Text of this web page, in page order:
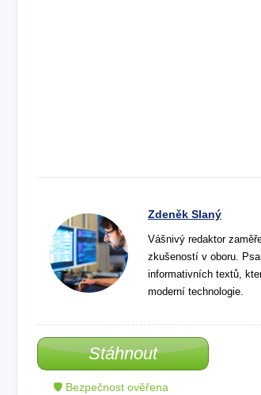
Zdeněk Slaný
Vášnivý redaktor
zkušeností v oboru.
informativních textů,
moderní technologie.
Stáhnout
🛡 Bezpečnost ověřena